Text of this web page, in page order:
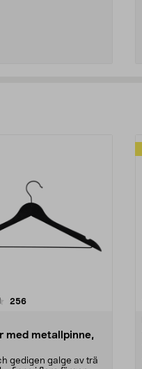
256recensioner
med metallpinne,
gedigen galge av trä
4.0av 5 stjärnor